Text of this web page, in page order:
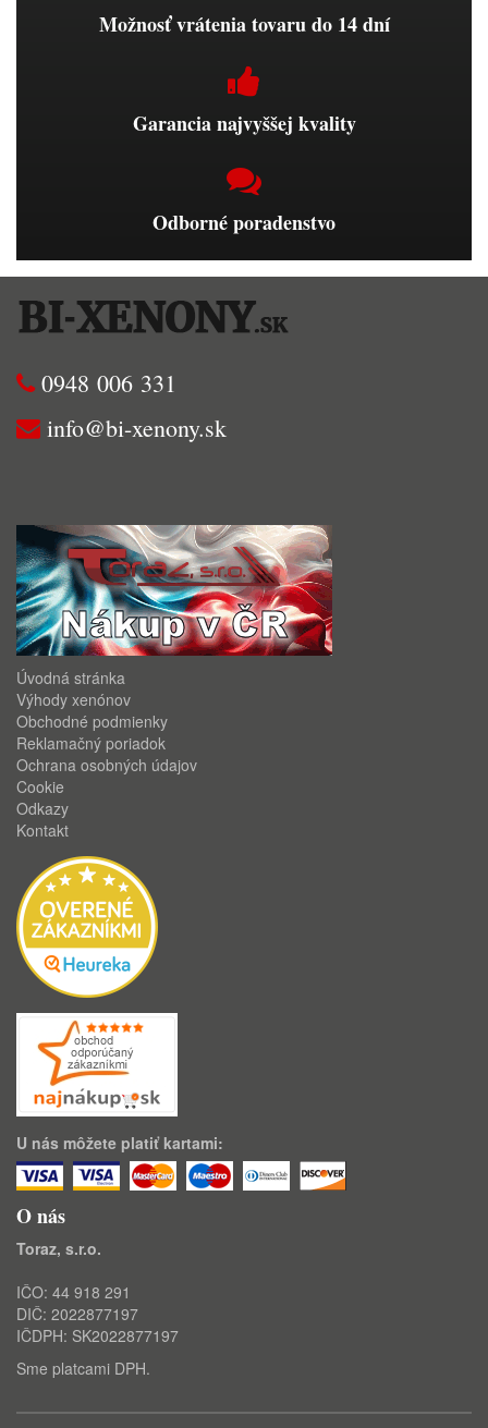
Možnosť vrátenia tovaru do 14 dní
Garancia najvyššej kvality
Odborné poradenstvo
0948 006 331
info@bi-xenony.sk
Úvodná stránka
Výhody xenónov
Obchodné podmienky
Reklamačný poriadok
Ochrana osobných údajov
Cookie
Odkazy
Kontakt
U nás môžete platiť kartami:
O nás
Toraz, s.r.o.
IČO: 44 918 291
DIČ: 2022877197
IČDPH: SK2022877197
Sme platcami DPH.